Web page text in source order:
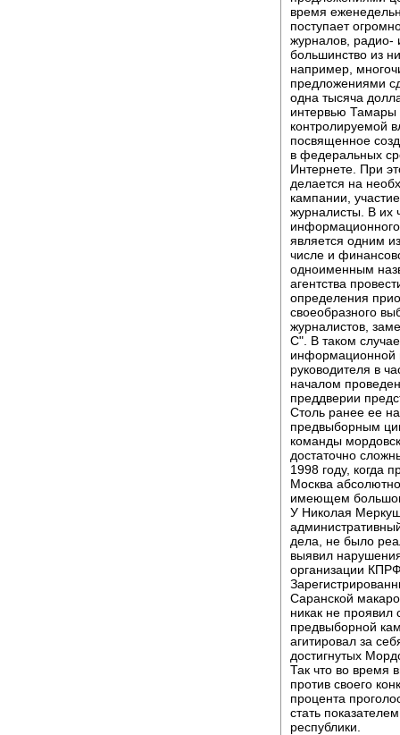
время
поступает
журналов, радио-
большинство из
например,
предложениями
одна тысяча
интервью Тамары
контролируемой
посвященное
в федеральных
Интернете. При
делается на
кампании,
журналисты. В их
информационного
является одним
числе и
одноименным
агентства
определения
своеобразного
журналистов,
С". В таком
информационной
руководителя в
началом
преддверии
Столь ранее ее
предвыборным
команды
достаточно
1998 году, когда
Москва
имеющем
У Николая
дела, не было
выявил
организации
Саранской
никак не проявил
предвыборной
агитировал за
достигнутых
Так что во время
против своего
процента
стать
республики.